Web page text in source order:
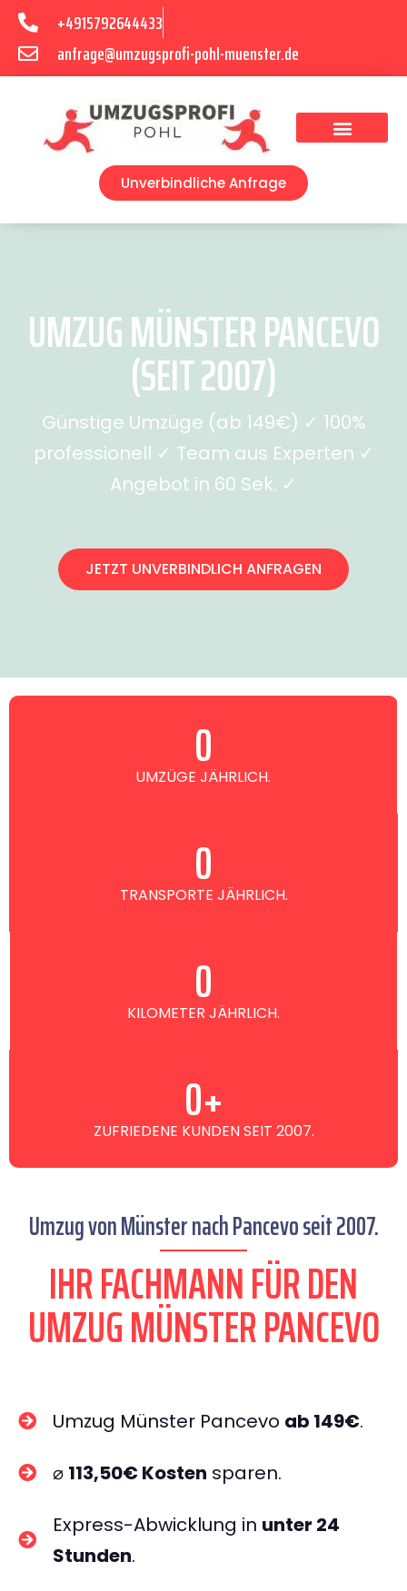
+4915792644433
anfrage@umzugsprofi-pohl-muenster.de
Unverbindliche Anfrage
UMZUG MÜNSTER PANCEVO
(SEIT 2007)
Günstige Umzüge (ab 149€) ✓ 100%
professionell ✓ Team aus Experten ✓
Angebot in 60 Sek. ✓
JETZT UNVERBINDLICH ANFRAGEN
UMZÜGE JÄHRLICH.
0
TRANSPORTE JÄHRLICH.
0
KILOMETER JÄHRLICH.
0
ZUFRIEDENE KUNDEN SEIT 2007.
0+
Umzug von Münster nach Pancevo seit 2007.
IHR FACHMANN FÜR DEN
UMZUG MÜNSTER PANCEVO
Umzug Münster Pancevo ab 149€.
⌀ 113,50€ Kosten sparen.
Express-Abwicklung in unter 24
Stunden.